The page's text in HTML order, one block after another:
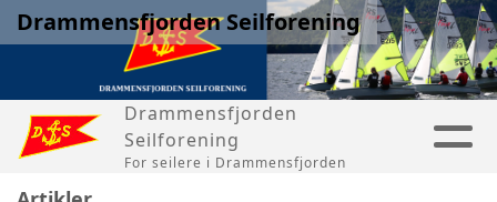
Drammensfjorden Seilforening
Drammensfjorden
Seilforening
For seilere i Drammensfjorden